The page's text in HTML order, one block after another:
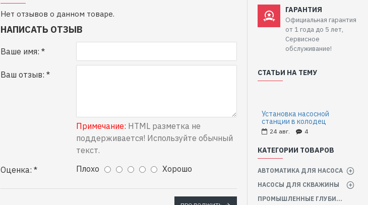
Нет отзывов о данном товаре.
НАПИСАТЬ ОТЗЫВ
Ваше имя:
Ваш отзыв:
Примечание: HTML разметка не
поддерживается! Используйте обычный
текст.
Оценка:
Плохо Хорошо
ГАРАНТИЯ
Официальная гарантия
от 1 года до 5 лет,
Сервисное
обслуживание!
СТАТЬИ НА ТЕМУ
Установка насосной
станции в колодец
24 авг. 4
КАТЕГОРИИ ТОВАРОВ
АВТОМАТИКА ДЛЯ НАСОСА
НАСОСЫ ДЛЯ СКВАЖИНЫ
ПРОМЫШЛЕННЫЕ ГЛУБИННЫЕ НАСОСЫ